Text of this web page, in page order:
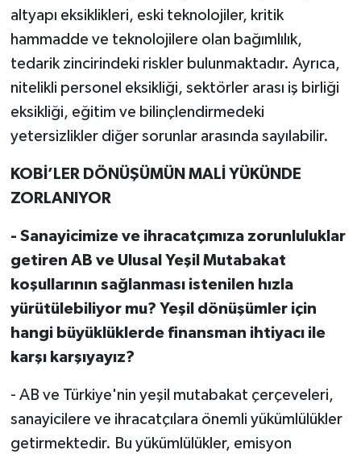
altyapı eksiklikleri, eski teknolojiler, kritik
hammadde ve teknolojilere olan bağımlılık,
tedarik zincirindeki riskler bulunmaktadır. Ayrıca,
nitelikli personel eksikliği, sektörler arası iş birliği
eksikliği, eğitim ve bilinçlendirmedeki
yetersizlikler diğer sorunlar arasında sayılabilir.
KOBİ’LER DÖNÜŞÜMÜN MALİ YÜKÜNDE
ZORLANIYOR
- Sanayicimize ve ihracatçımıza zorunluluklar
getiren AB ve Ulusal Yeşil Mutabakat
koşullarının sağlanması istenilen hızla
yürütülebiliyor mu? Yeşil dönüşümler için
hangi büyüklüklerde finansman ihtiyacı ile
karşı karşıyayız?
- AB ve Türkiye'nin yeşil mutabakat çerçeveleri,
sanayicilere ve ihracatçılara önemli yükümlülükler
getirmektedir. Bu yükümlülükler, emisyon